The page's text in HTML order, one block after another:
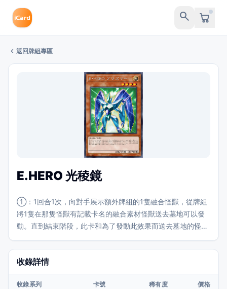
search
chevron_left 返回牌組專區
E.HERO 光稜鏡
①：1回合1次，向對手展示額外牌組的1隻融合怪獸，從牌組
將1隻在那隻怪獸有記載卡名的融合素材怪獸送去墓地可以發
動。直到結束階段，此卡和為了發動此效果而送去墓地的怪獸
收錄詳情
收錄系列 卡號 稀有度 價格